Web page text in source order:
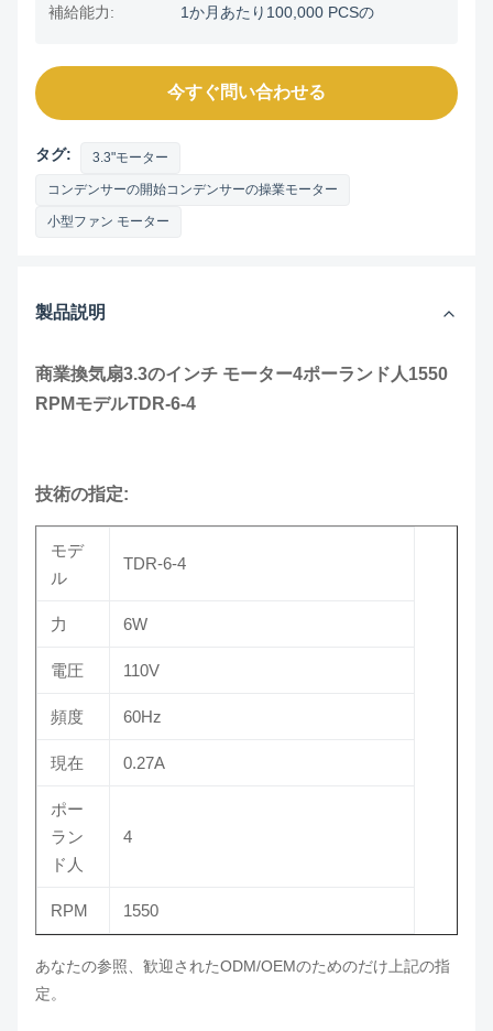
補給能力: 1か月あたり100,000 PCSの
今すぐ問い合わせる
タグ: 3.3"モーター
コンデンサーの開始コンデンサーの操業モーター
小型ファン モーター
製品説明
商業換気扇3.3のインチ モーター4ポーランド人1550
RPMモデルTDR-6-4
技術の指定:
モデ
ル
TDR-6-4
力 6W
電圧 110V
頻度 60Hz
現在 0.27A
ポー
ラン
ド人
4
RPM 1550
あなたの参照、歓迎されたODM/OEMのためのだけ上記の指
定。